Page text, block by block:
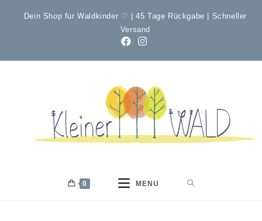
Dein Shop für Waldkinder ♡ | 45 Tage Rückgabe | Schneller
Versand
0 MENU